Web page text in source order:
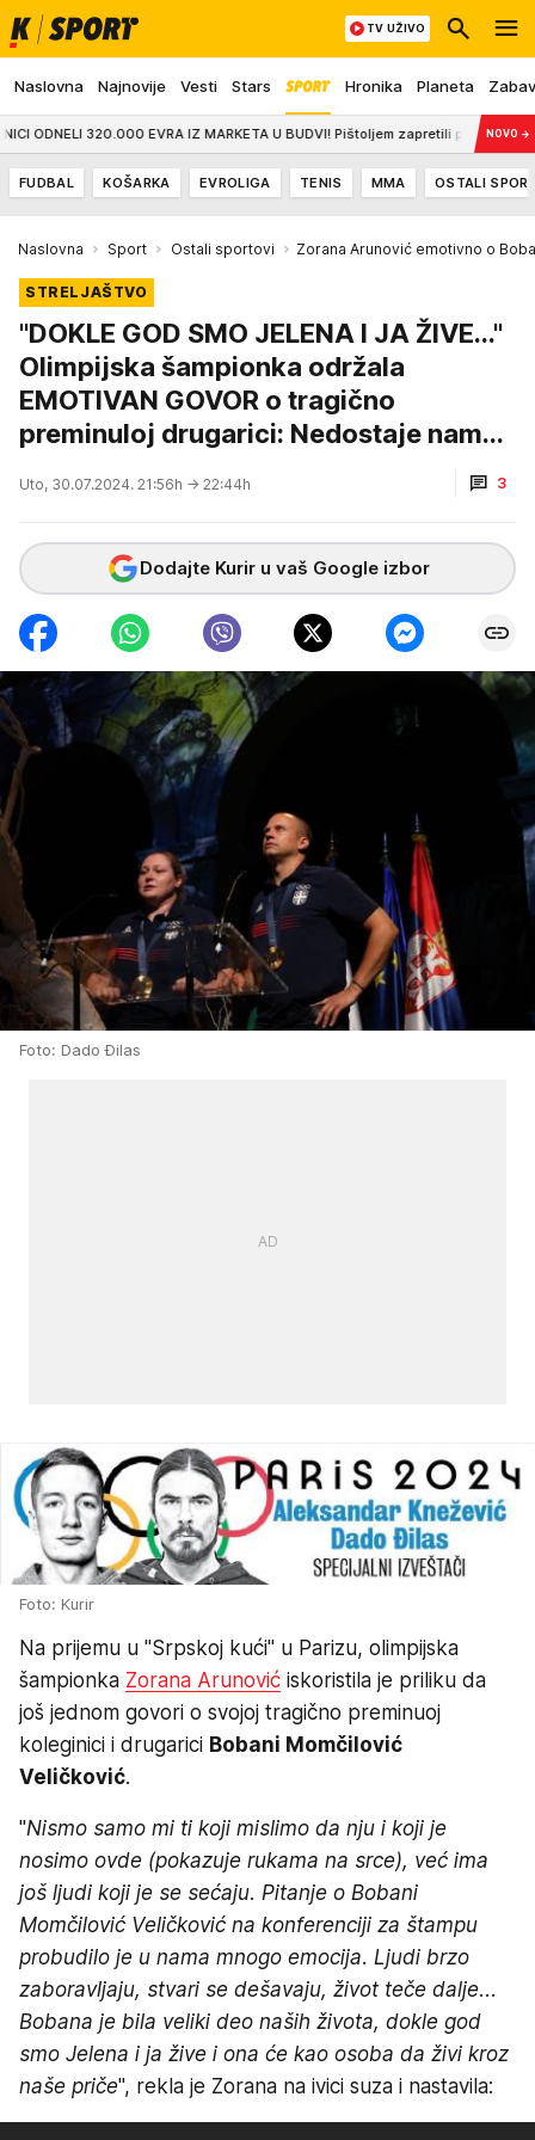
Naslovna Najnovije Vesti Stars Hronika Planeta
TV UŽIVO
320.000 EVRA IZ MARKETA U BUDVI! Pištoljem zapretili poslovođi, paNOVO →
FUDBAL KOŠARKA EVROLIGA TENIS MMA OSTALI
Naslovna Sport Ostali sportovi Zorana Arunović emotivno o
STRELJAŠTVO
"DOKLE GOD SMO JELENA I JA ŽIVE..."
Olimpijska šampionka održala
EMOTIVAN GOVOR o tragično
preminuloj drugarici: Nedostaje nam...
Uto, 30.07.2024. 21:56h → 22:44h 3
Dodajte Kurir u vaš Google izbor
Foto: Dado Đilas
Foto: Kurir
Na prijemu u "Srpskoj kući" u Parizu, olimpijska
šampionka Zorana Arunović iskoristila je priliku da
još jednom govori o svojoj tragično preminuoj
koleginici i drugarici Bobani Momčilović
Veličković.
"Nismo samo mi ti koji mislimo da nju i koji je
nosimo ovde (pokazuje rukama na srce), već ima
još ljudi koji je se sećaju. Pitanje o Bobani
Momčilović Veličković na konferenciji za štampu
probudilo je u nama mnogo emocija. Ljudi brzo
zaboravljaju, stvari se dešavaju, život teče dalje...
Bobana je bila veliki deo naših života, dokle god
smo Jelena i ja žive i ona će kao osoba da živi kroz
naše priče", rekla je Zorana na ivici suza i nastavila: